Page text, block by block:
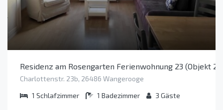
Residenz am Rosengarten Ferienwohnung 23 (Objekt
Charlottenstr. 23b, 26486 Wangerooge
1 Schlafzimmer 1 Badezimmer 3 Gäste